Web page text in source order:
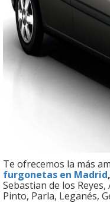
Te ofrecemos la más
furgonetas en Madrid,
Sebastian de los
Pinto, Parla, Leganés,